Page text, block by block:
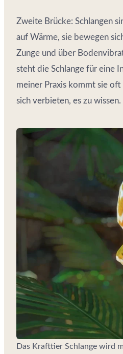
Zweite Brücke: Schlangen
auf Wärme, sie bewegen
Zunge und über
steht die Schlange für eine
meiner Praxis kommt sie
sich verbieten, es zu wissen.
Das Krafttier Schlange wird